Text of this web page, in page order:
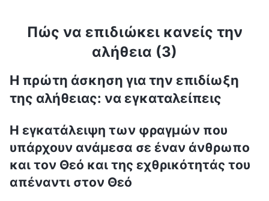
Πώς να επιδιώκει κανείς την
αλήθεια (3)
Η πρώτη άσκηση για την επιδίωξη
της αλήθειας: να εγκαταλείπεις
Η εγκατάλειψη των φραγμών που
υπάρχουν ανάμεσα σε έναν άνθρωπο
και τον Θεό και της εχθρικότητάς του
απέναντι στον Θεό